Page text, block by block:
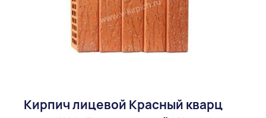
Кирпич лицевой Красный кварц